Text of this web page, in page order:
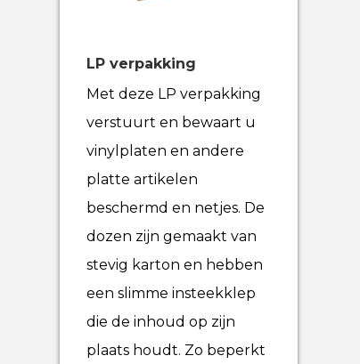
LP verpakking
Met deze LP verpakking
verstuurt en bewaart u
vinylplaten en andere
platte artikelen
beschermd en netjes. De
dozen zijn gemaakt van
stevig karton en hebben
een slimme insteekklep
die de inhoud op zijn
plaats houdt. Zo beperkt